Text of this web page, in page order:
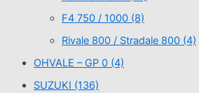
F4 750 / 1000 (8)
Rivale 800 / Stradale 800 (4)
OHVALE – GP 0 (4)
SUZUKI (136)